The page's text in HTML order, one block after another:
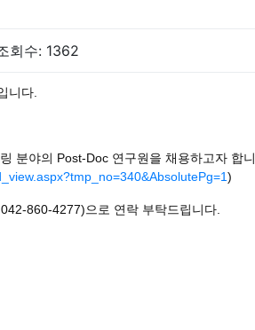
회수: 1362
니다.
분야의 Post-Doc 연구원을 채용하고자 합니
)
860-4277)으로 연락 부탁드립니다